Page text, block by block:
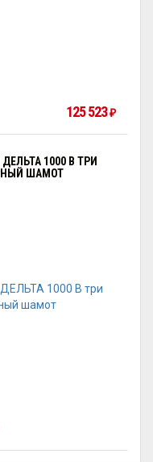
125 523 ₽
1000 B ТРИ
ШАМОТ